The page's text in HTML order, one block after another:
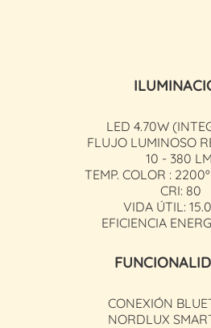
LED 4.70W
FLUJO LUMINOSO
10 - 380
TEMP. COLOR :
CRI: 80
VIDA ÚTIL:
EFICIENCIA
CONEXIÓN
NORDLUX